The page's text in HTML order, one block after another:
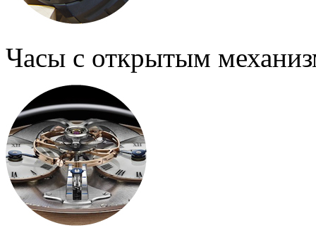
Часы с открытым